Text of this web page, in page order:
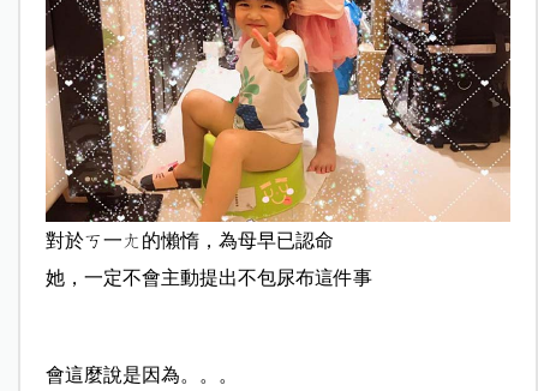
對於ㄎ一ㄤ的懶惰，為母早已認命
她，一定不會主動提出不包尿布這件事
會這麼說是因為。。。